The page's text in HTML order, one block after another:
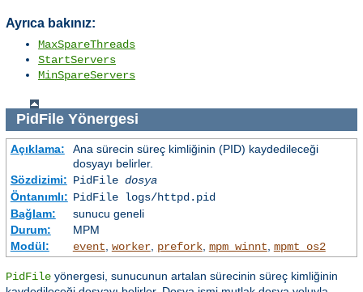
Ayrıca bakınız:
MaxSpareThreads
StartServers
MinSpareServers
PidFileYönergesi
Açıklama:
Ana sürecin süreç kimliğinin (PID) kaydedileceği
dosyayı belirler.
Sözdizimi: PidFile dosya
Öntanımlı: PidFile logs/httpd.pid
Bağlam:
sunucu geneli
Durum:
MPM
Modül:
event worker, prefork, mpm_winnt mpmt_os2
PidFile yönergesi, sunucunun artalan sürecinin süreç kimliğinin